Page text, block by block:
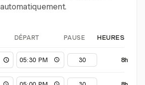
automatiquement.
DÉPART PAUSE HEURES
8h